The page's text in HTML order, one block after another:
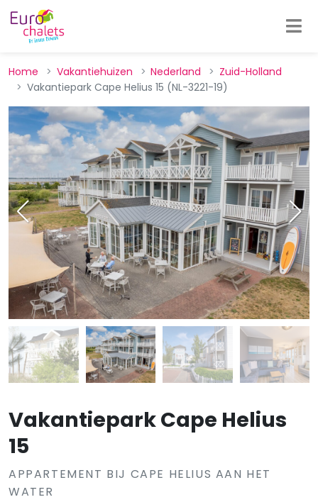
Home Vakantiehuizen Nederland
Zuid-Holland
Vakantiepark Cape Helius 15 (NL-3221-19)
Vakantiepark Cape Helius
15
APPARTEMENT BIJ CAPE HELIUS AAN HET
WATER